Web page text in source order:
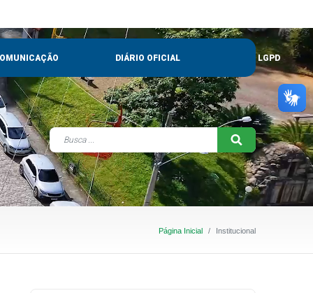
DIÁRIO OFICIAL LGPD
Página Inicial Institucional